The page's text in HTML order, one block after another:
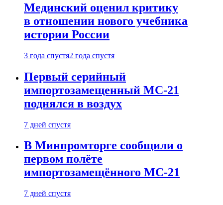
Мединский оценил критику
в отношении нового учебника
истории России
3 года спустя2 года спустя
Первый серийный
импортозамещенный МС-21
поднялся в воздух
7 дней спустя
В Минпромторге сообщили о
первом полёте
импортозамещённого МС-21
7 дней спустя